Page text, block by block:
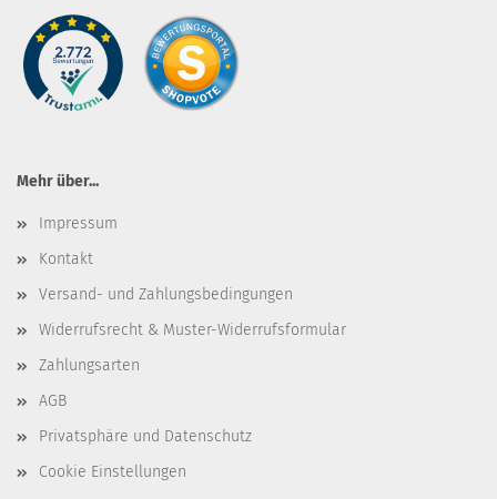
Mehr über...
Impressum
Kontakt
Versand- und Zahlungsbedingungen
Widerrufsrecht & Muster-Widerrufsformular
Zahlungsarten
AGB
Privatsphäre und Datenschutz
Cookie Einstellungen